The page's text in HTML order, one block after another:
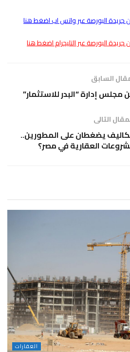
من جريدة البورصة عبر واتس اب اضغط هنا
جريدة البورصة عبر التليجرام اضغط هنا
السابق
إدارة “البدر للاستثمار”
التالى
يضغطان على المطورين..
العقارية في مصر؟
العقارات